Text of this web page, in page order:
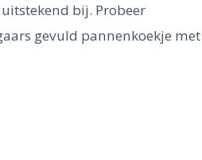
bij. Probeer
gevuld pannenkoekje met